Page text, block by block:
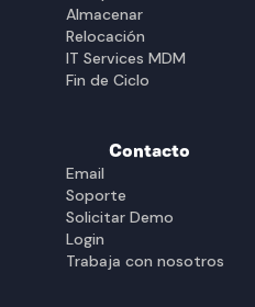
Almacenar
Relocación
IT Services MDM
Fin de Ciclo
Contacto
Email
Soporte
Solicitar Demo
Login
Trabaja con nosotros